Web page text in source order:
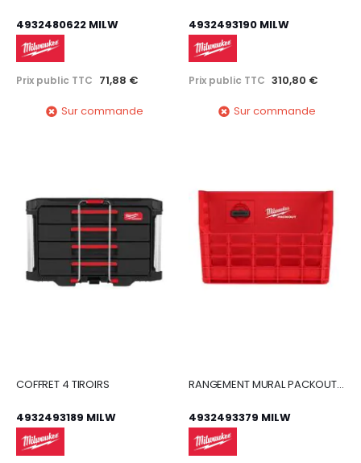
4932480622 MILW
Prix public TTC 71,88 €
Sur commande
4932493190 MILW
Prix public TTC 310,80 €
Sur commande
COFFRET 4 TIROIRS
4932493189 MILW
RANGEMENT MURAL PACKOUT PANIER EN FIL
4932493379 MILW